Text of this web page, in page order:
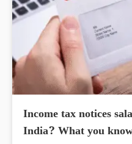
Income tax notices
India? What you